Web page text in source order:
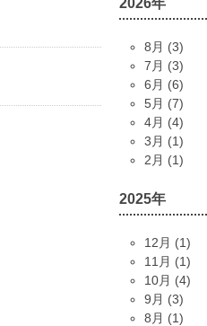
8月 (3)
7月 (3)
6月 (6)
5月 (7)
4月 (4)
3月 (1)
2月 (1)
2025年
12月 (1)
11月 (1)
10月 (4)
9月 (3)
8月 (1)